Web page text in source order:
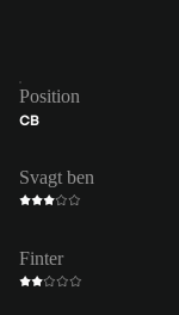
Position
CB
Svagt ben
Finter